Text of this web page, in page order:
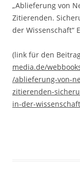
„Ablieferung von
Zitierenden.
der Wissenschaft“
(link für den
media.de/
/ablieferung-von-
zitierenden-
in-der-